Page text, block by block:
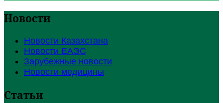
Новости
Новости Казахстана
Новости ЕАЭС
Зарубежные новости
Новости медицины
Статьи